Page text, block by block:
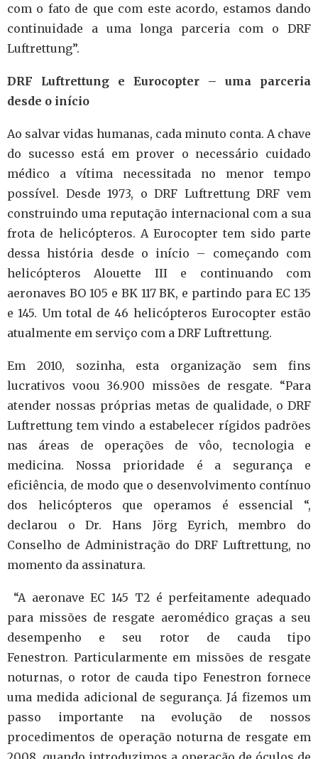
com o fato de que com este acordo, estamos dando
continuidade a uma longa parceria com o DRF
Luftrettung”.
DRF Luftrettung e Eurocopter – uma parceria
desde o início
Ao salvar vidas humanas, cada minuto conta. A chave
do sucesso está em prover o necessário cuidado
médico a vítima necessitada no menor tempo
possível. Desde 1973, o DRF Luftrettung DRF vem
construindo uma reputação internacional com a sua
frota de helicópteros. AEurocopter tem sido parte
dessa história desde o início – começando com
helicópteros Alouette III e continuando com
aeronaves BO 105 e BK 117 BK, e partindo para EC 135
e 145. Um total de 46 helicópteros Eurocopter estão
atualmente em serviço com a DRF Luftrettung.
Em 2010, sozinha, esta organização sem fins
lucrativos voou 36.900 missões de resgate. “Para
atender nossas próprias metas de qualidade, o DRF
Luftrettung tem vindo a estabelecer rígidos padrões
nas áreas de operações de vôo, tecnologia e
medicina. Nossa prioridade é a segurança e
eficiência, de modo que o desenvolvimento contínuo
dos helicópteros que operamos é essencial “,
declarou o Dr. Hans Jörg Eyrich, membro do
Conselho de Administração do DRF Luftrettung, no
momento da assinatura.
“A aeronave EC 145 T2 é perfeitamente adequado
para missões de resgate aeromédico graças a seu
desempenho e seu rotor de cauda tipo
Fenestron. Particularmente em missões de resgate
noturnas, o rotor de cauda tipo Fenestron fornece
uma medida adicional de segurança.Já fizemos um
passo importante na evolução de nossos
procedimentos de operação noturna de resgate em